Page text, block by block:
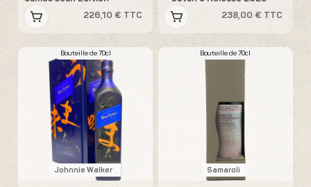
226,10 € TTC
238,00 € TTC
Bouteille de 70cl
Johnnie Walker
Bouteille de 70cl
Samaroli